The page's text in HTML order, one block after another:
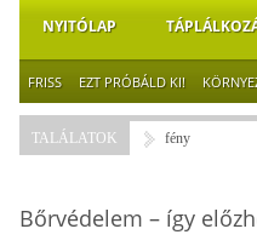
NYITÓLAP
FRISS EZT PRÓBÁLD KI!
TALÁLATOK fény
Bőrvédelem – így